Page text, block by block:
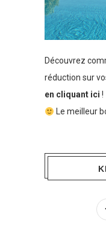
Découvrez
réduction sur
en cliquant ici !
Le meilleur